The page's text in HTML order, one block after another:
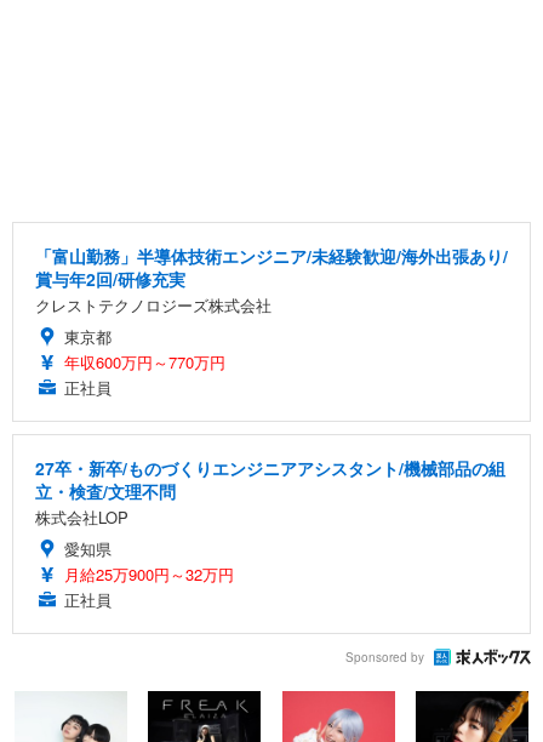
「富山勤務」半導体技術エンジニア/未経験歓迎/海外出張あり/
賞与年2回/研修充実
クレストテクノロジーズ株式会社
東京都
年収600万円～770万円
正社員
27卒・新卒/ものづくりエンジニアアシスタント/機械部品の組
立・検査/文理不問
株式会社LOP
愛知県
月給25万900円～32万円
正社員
Sponsored by